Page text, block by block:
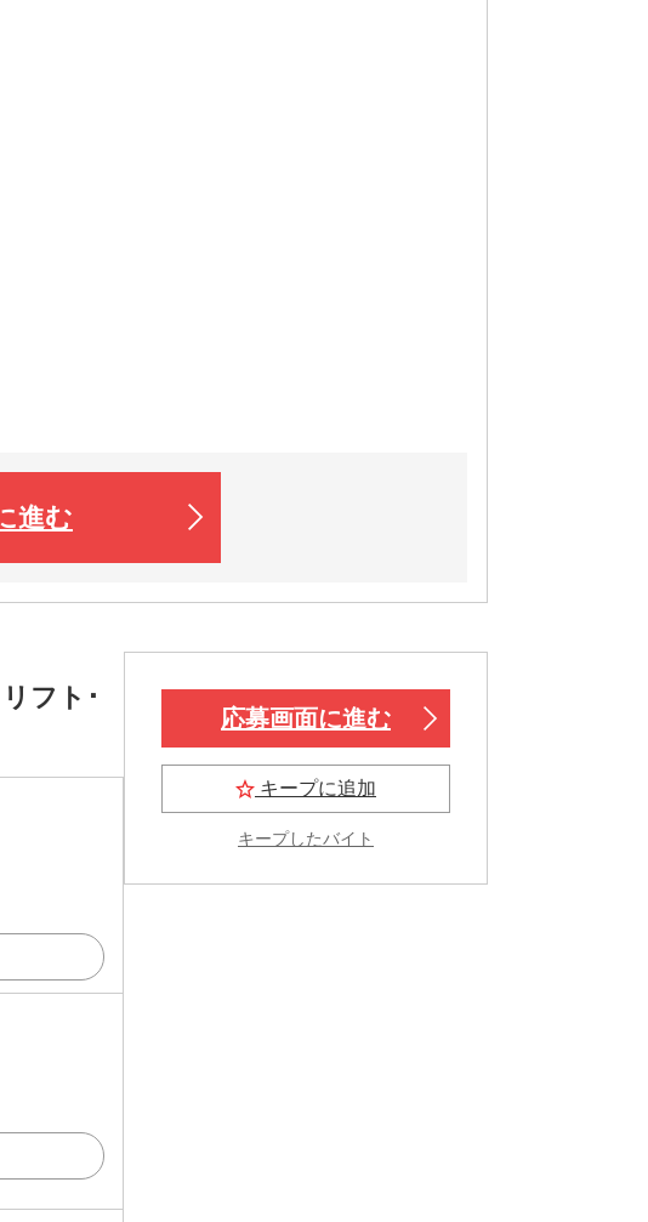
進む
フト･
応募画面に進む
キープに追加
キープしたバイト